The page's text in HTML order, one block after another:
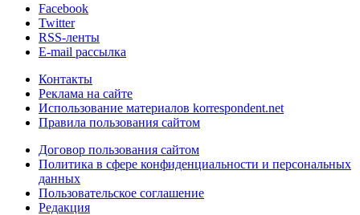
Facebook
Twitter
RSS-ленты
E-mail рассылка
Контакты
Реклама на сайте
Использование материалов korrespondent.net
Правила пользования сайтом
Договор пользования сайтом
Политика в сфере конфиденциальности и персональных
данных
Пользовательское соглашение
Редакция